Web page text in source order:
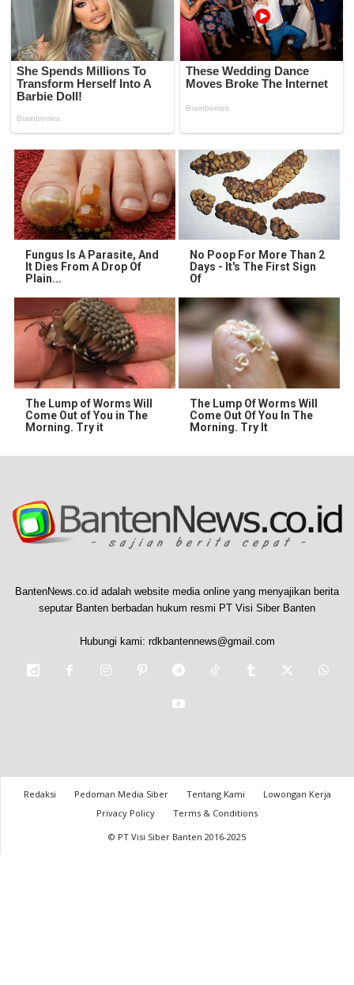
Fungus Is A Parasite, And
It Dies From A Drop Of
Plain...
No Poop For More Than 2
Days - It's The First Sign
Of
The Lump of Worms Will
Come Out of You in The
Morning. Try it
The Lump Of Worms Will
Come Out Of You In The
Morning. Try It
BantenNews.co.id adalah website media online yang menyajikan berita
seputar Banten berbadan hukum resmi PT Visi Siber Banten
Hubungi kami: rdkbantennews@gmail.com
Redaksi Pedoman Media Siber Tentang Kami
Lowongan Kerja
Privacy Policy
Terms & Conditions
© PT Visi Siber Banten 2016-2025